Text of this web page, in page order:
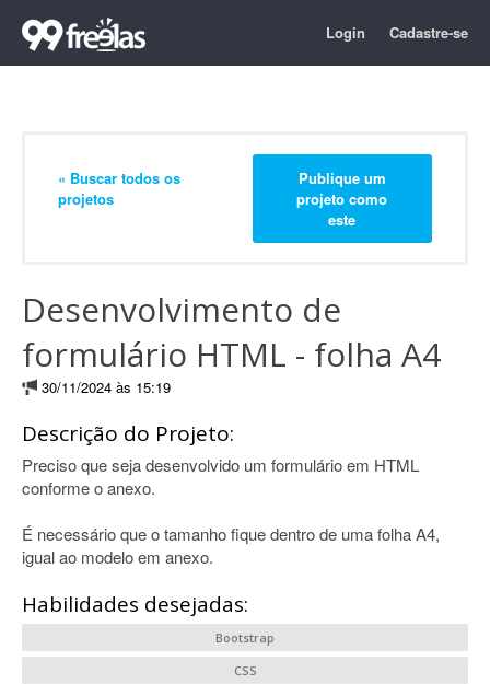
Login Cadastre-se
« Buscar todos os
projetos
Publique um
projeto como
este
Desenvolvimento de
formulário HTML - folha A4
30/11/2024 às 15:19
Descrição do Projeto:
Preciso que seja desenvolvido um formulário em HTML
conforme o anexo.
É necessário que o tamanho fique dentro de uma folha A4,
igual ao modelo em anexo.
Habilidades desejadas:
Bootstrap
CSS